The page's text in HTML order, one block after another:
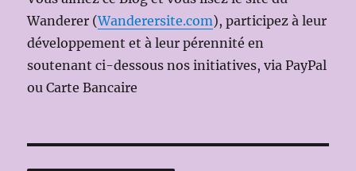
Wanderer (Wanderersite.com), participez à leur
développement et à leur pérennité en
soutenant ci-dessous nos initiatives, via PayPal
ou Carte Bancaire